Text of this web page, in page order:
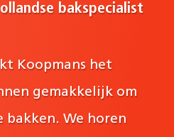
bakspecialist
Koopmans het
gemakkelijk om
bakken. We horen